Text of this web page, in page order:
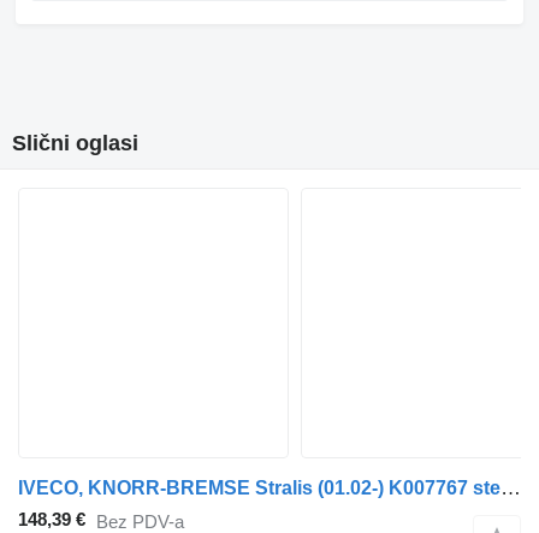
Slični oglasi
IVECO, KNORR-BREMSE Stralis (01.02-) K007767 stezaljka kočnice za IVECO Stralis (01.02-) tegljača
148,39 € Bez PDV-a